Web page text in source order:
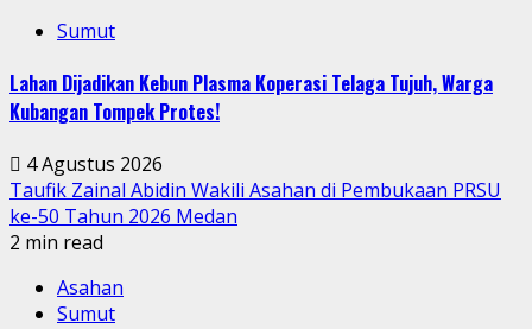
Sumut
Lahan Dijadikan Kebun Plasma Koperasi Telaga Tujuh, Warga
Kubangan Tompek Protes!
4 Agustus 2026
Taufik Zainal Abidin Wakili Asahan di Pembukaan PRSU
ke-50 Tahun 2026 Medan
2 min read
Asahan
Sumut